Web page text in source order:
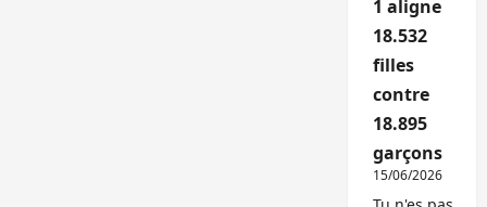
1 aligne
18.532
filles
contre
18.895
garçons
15/06/2026